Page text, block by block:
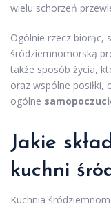
wielu schorzeń
Ogólnie rzecz biorąc,
śródziemnomorską
także sposób życia,
oraz wspólne posiłki,
ogólne
Jakie
kuchni
Kuchnia